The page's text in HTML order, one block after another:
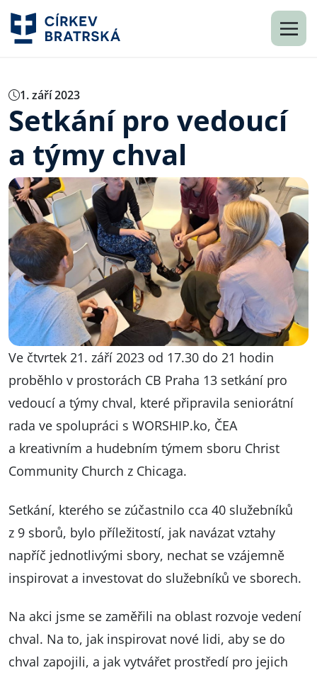
1. září 2023
Setkání pro vedoucí
a týmy chval
Ve čtvrtek 21. září 2023 od 17.30 do 21 hodin
proběhlo v prostorách CB Praha 13 setkání pro
vedoucí a týmy chval, které připravila seniorátní
rada ve spolupráci s WORSHIP.ko, ČEA
a kreativním a hudebním týmem sboru Christ
Community Church z Chicaga.
Setkání, kterého se zúčastnilo cca 40 služebníků
z 9 sborů, bylo příležitostí, jak navázat vztahy
napříč jednotlivými sbory, nechat se vzájemně
inspirovat a investovat do služebníků ve sborech.
Na akci jsme se zaměřili na oblast rozvoje vedení
chval. Na to, jak inspirovat nové lidi, aby se do
chval zapojili, a jak vytvářet prostředí pro jejich